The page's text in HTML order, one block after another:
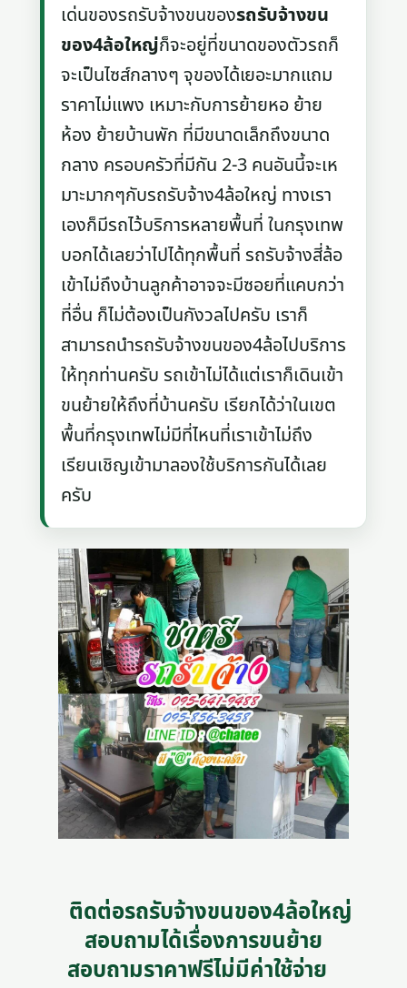
เด่นของรถรับจ้างขนของรถรับจ้างขน
ของ4ล้อใหญ่ก็จะอยู่ที่ขนาดของตัวรถก็
จะเป็นไซส์กลางๆ จุของได้เยอะมากแถม
ราคาไม่แพง เหมาะกับการย้ายหอ ย้าย
ห้อง ย้ายบ้านพัก ที่มีขนาดเล็กถึงขนาด
กลาง ครอบครัวที่มีกัน 2-3 คนอันนี้จะเห
มาะมากๆกับรถรับจ้าง4ล้อใหญ่ ทางเรา
เองก็มีรถไว้บริการหลายพื้นที่ ในกรุงเทพ
บอกได้เลยว่าไปได้ทุกพื้นที่ รถรับจ้างสี่ล้อ
เข้าไม่ถึงบ้านลูกค้าอาจจะมีซอยที่แคบกว่า
ที่อื่น ก็ไม่ต้องเป็นกังวลไปครับ เราก็
สามารถนำรถรับจ้างขนของ4ล้อไปบริการ
ให้ทุกท่านครับ รถเข้าไม่ได้แต่เราก็เดินเข้า
ขนย้ายให้ถึงที่บ้านครับ เรียกได้ว่าในเขต
พื้นที่กรุงเทพไม่มีที่ไหนที่เราเข้าไม่ถึง
เรียนเชิญเข้ามาลองใช้บริการกันได้เลย
ครับ
ติดต่อรถรับจ้างขนของ4ล้อใหญ่
สอบถามได้เรื่องการขนย้าย
สอบถามราคาฟรีไม่มีค่าใช้จ่าย